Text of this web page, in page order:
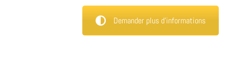
Demander plus d’informations